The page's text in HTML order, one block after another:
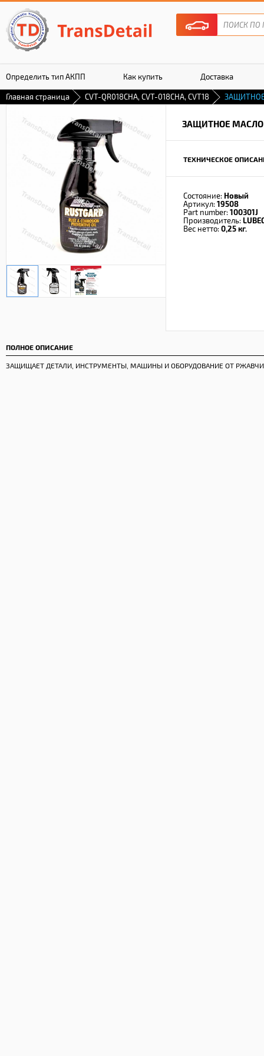
Определить тип АКПП Как купить Доставка
Гарантия
Главная страница CVT-QR018CHA, CVT-018CHA, CVT18
ЗАЩИТНОЕ
ТЕХНИЧЕСКОЕ
Состояние: Новый
Артикул: 19508
Part number: 100301J
Производитель:
Вес нетто: 0,25 кг.
ПОЛНОЕ ОПИСАНИЕ
ЗАЩИЩАЕТ ДЕТАЛИ, ИНСТРУМЕНТЫ, МАШИНЫ И ОБОРУДОВАНИЕ ОТ